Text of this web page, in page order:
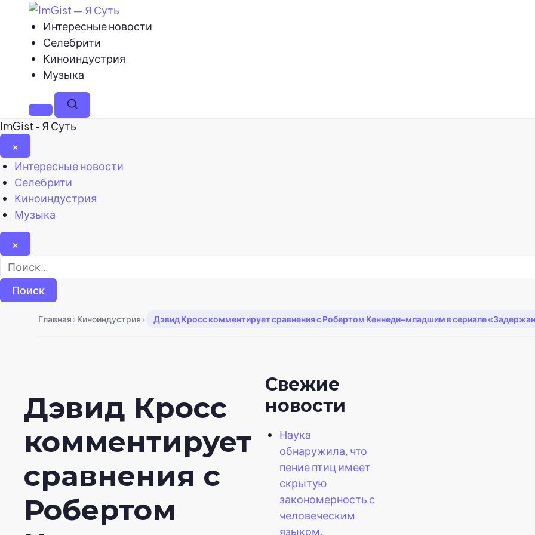
Интересные новости
Селебрити
Киноиндустрия
Музыка
МенюПоиск
ImGist - Я Суть
×
Закрыть
меню
Интересные новости
Селебрити
Киноиндустрия
Музыка
×
Найти:
Главная › Киноиндустрия › Дэвид Кросс комментирует сравнения с Робертом Кеннеди-младшим в сериале
Дэвид Кросс
комментирует
сравнения с
Робертом
Свежие
новости
Наука
обнаружила, что
пение птиц имеет
скрытую
закономерность с
человеческим
языком.